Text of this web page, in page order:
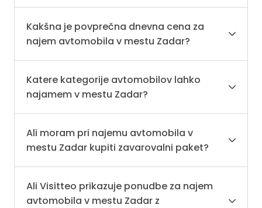
Kakšna je povprečna dnevna cena za
najem avtomobila v mestu Zadar?
Katere kategorije avtomobilov lahko
najamem v mestu Zadar?
Ali moram pri najemu avtomobila v
mestu Zadar kupiti zavarovalni paket?
Ali Visitteo prikazuje ponudbe za najem
avtomobila v mestu Zadar z